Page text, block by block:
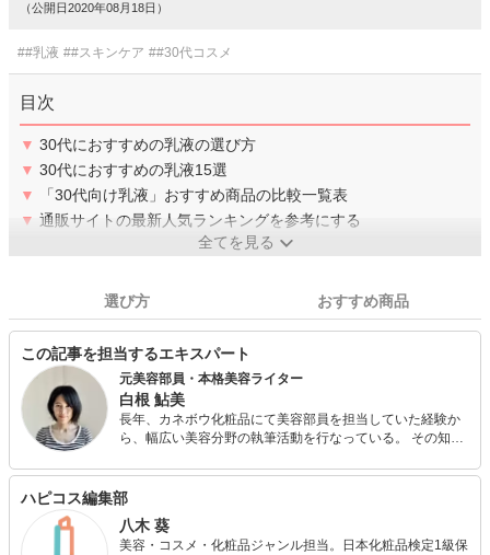
（公開日2020年08月18日）
##乳液 ##スキンケア ##30代コスメ
目次
▼ 30代におすすめの乳液の選び方
▼ 30代におすすめの乳液15選
▼
「30代向け乳液」おすすめ商品の比較一覧表
▼ 通販サイトの最新人気ランキングを参考にする
全てを見る
選び方 おすすめ商品
この記事を担当するエキスパート
元美容部員・本格美容ライター
白根 鮎美
長年、カネボウ化粧品にて美容部員を担当していた経験か
ら、幅広い美容分野の執筆活動を行なっている。 その知見
記事を担当するなど活躍中。 また、オーストラリア在住時
代に培ったオーガニックやアロマテラピーの知識も豊富な
ロマテラピー検定1級取得済み）
ハピコス編集部
八木 葵
美容・コスメ・化粧品ジャンル担当。日本化粧品検定1級保